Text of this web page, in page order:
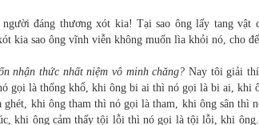
đáng thương xót kia! Tại sao ông lấy tang
kia sao ông vĩnh viễn không muốn lìa khỏi nó, cho
nhận thức nhất niệm vô minh chăng? Nay tôi giải
gọi là thống khổ, khi ông bi ai thì nó gọi là bi ai, khi
ghét, khi ông tham thì nó gọi là tham, khi ông sân thì
khi ông cảm thấy tội lỗi thì nó gọi là tội lỗi, khi